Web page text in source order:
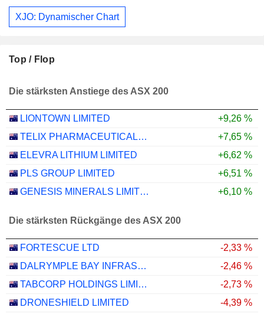
XJO: Dynamischer Chart
Top / Flop
Die stärksten Anstiege des ASX 200
LIONTOWN LIMITED
+9,26 %
TELIX PHARMACEUTICALS LIMITED
+7,65 %
ELEVRA LITHIUM LIMITED
+6,62 %
PLS GROUP LIMITED
+6,51 %
GENESIS MINERALS LIMITED
+6,10 %
Die stärksten Rückgänge des ASX 200
FORTESCUE LTD
-2,33 %
DALRYMPLE BAY INFRASTRUCTURE LIMITED
-2,46 %
TABCORP HOLDINGS LIMITED
-2,73 %
DRONESHIELD LIMITED
-4,39 %